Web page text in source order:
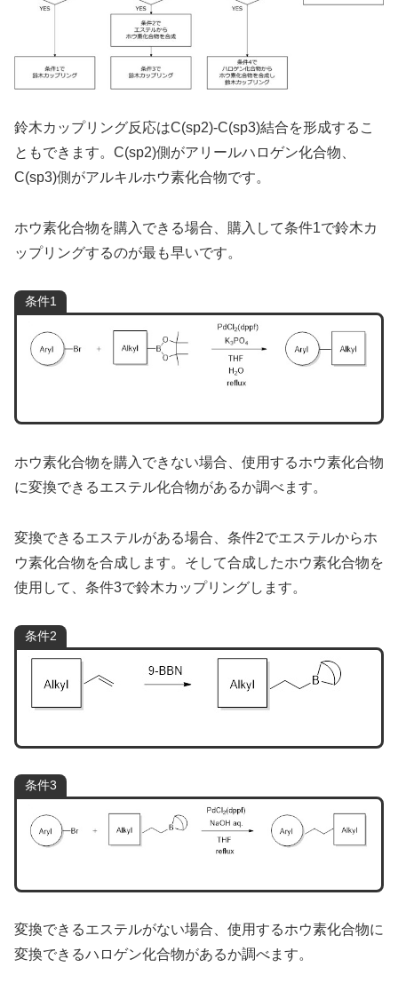
鈴木カップリング反応はC(sp2)-C(sp3)結合を形成するこ
ともできます。C(sp2)側がアリールハロゲン化合物、
C(sp3)側がアルキルホウ素化合物です。
ホウ素化合物を購入できる場合、購入して条件1で鈴木カ
ップリングするのが最も早いです。
条件1
ホウ素化合物を購入できない場合、使用するホウ素化合物
に変換できるエステル化合物があるか調べます。
変換できるエステルがある場合、条件2でエステルからホ
ウ素化合物を合成します。そして合成したホウ素化合物を
使用して、条件3で鈴木カップリングします。
条件2
条件3
変換できるエステルがない場合、使用するホウ素化合物に
変換できるハロゲン化合物があるか調べます。